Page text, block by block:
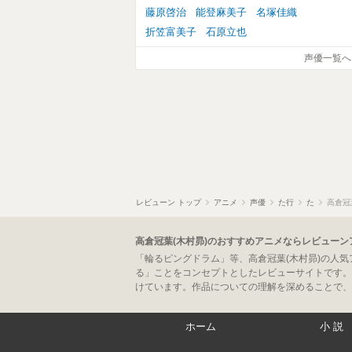
藤原啓治 能登麻美子
名塚佳織
折笠富美子
石原立也
声優一覧へ
レビューン トップ アニメ 声優 た行 た 高倉
高倉冠葉(木村昴)のおすすめアニメならレビューン
「輪るピングドラム」等、高倉冠葉(木村昴)の人
る」ことをコンセプトとしたレビューサイトです
けています。作品についての理解を深めることで
ホーム 小説